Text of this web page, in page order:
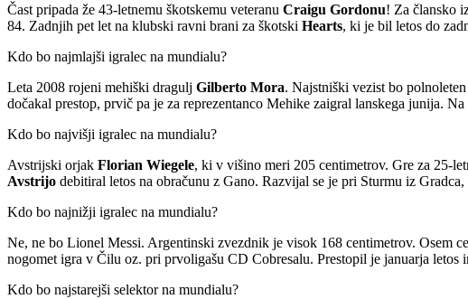
Čast pripada že 43-letnemu škotskemu veteranu Craigu Gordonu! Za člansko
84. Zadnjih pet let na klubski ravni brani za škotski Hearts, ki je bil letos do
Kdo bo najmlajši igralec na mundialu?
Leta 2008 rojeni mehiški dragulj Gilberto Mora. Najstniški vezist bo
dočakal prestop, prvič pa je za reprezentanco Mehike zaigral lanskega junija.
Kdo bo najvišji igralec na mundialu?
Avstrijski orjak Florian Wiegele, ki v višino meri 205 centimetrov. Gre za 25-
Avstrijo debitiral letos na obračunu z Gano. Razvijal se je pri Sturmu iz
Kdo bo najnižji igralec na mundialu?
Ne, ne bo Lionel Messi. Argentinski zvezdnik je visok 168 centimetrov. Osem
nogomet igra v Čilu oz. pri prvoligašu CD Cobresalu. Prestopil je januarja letos
Kdo bo najstarejši selektor na mundialu?